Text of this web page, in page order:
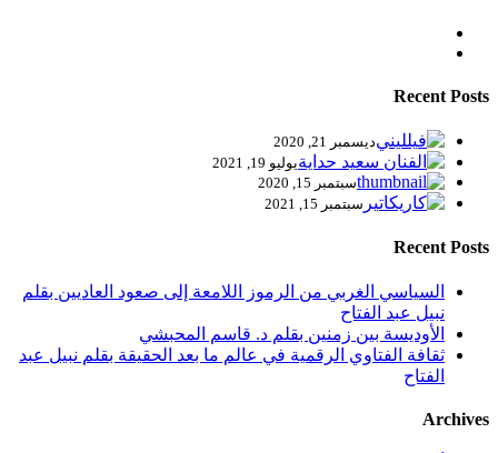
Recent Posts
ديسمبر 21, 2020
يوليو 19, 2021
سبتمبر 15, 2020
سبتمبر 15, 2021
Recent Posts
السياسي الغربي من الرموز اللامعة إلى صعود العاديين بقلم
نبيل عبد الفتاح
الأوديسة بين زمنين بقلم د. قاسم المحبشي
ثقافة الفتاوي الرقمية في عالم ما بعد الحقيقة بقلم نبيل عبد
الفتاح
Archives